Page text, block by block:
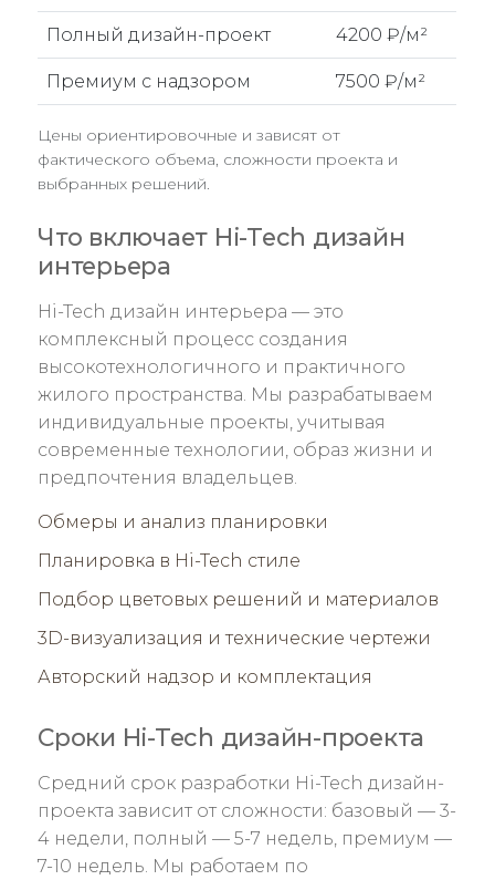
Полный дизайн-проект 4200 ₽/м²
Премиум с надзором 7500 ₽/м²
Цены ориентировочные и зависят от
фактического объема, сложности проекта и
выбранных решений.
Что включает Hi-Tech дизайн
интерьера
Hi-Tech дизайн интерьера — это
комплексный процесс создания
высокотехнологичного и практичного
жилого пространства. Мы разрабатываем
индивидуальные проекты, учитывая
современные технологии, образ жизни и
предпочтения владельцев.
Обмеры и анализ планировки
Планировка в Hi-Tech стиле
Подбор цветовых решений и материалов
3D-визуализация и технические чертежи
Авторский надзор и комплектация
Сроки Hi-Tech дизайн-проекта
Средний срок разработки Hi-Tech дизайн-
проекта зависит от сложности: базовый — 3-
4 недели, полный — 5-7 недель, премиум —
7-10 недель. Мы работаем по